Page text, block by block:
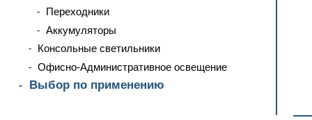
Переходники
Аккумуляторы
Консольные светильники
Офисно-Административное освещение
Выбор по применению